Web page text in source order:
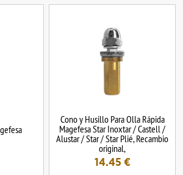
Cono y Husillo Para Olla Rápida
Magefesa Star Inoxtar / Castell /
Alustar / Star / Star Plié, Recambio
original,
14.45 €